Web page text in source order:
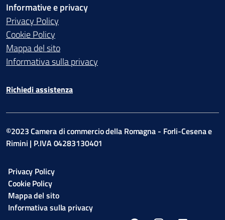
Informative e privacy
Privacy Policy
Cookie Policy
Mappa del sito
Informativa sulla privacy
Richiedi assistenza
©2023 Camera di commercio della Romagna - Forli-Cesena e
Rimini | P.IVA 04283130401
Privacy Policy
Cookie Policy
Mappa del sito
Informativa sulla privacy